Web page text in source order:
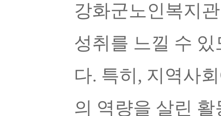
강화군노인복지
성취를 느낄 수
다. 특히 , 지역사
의 역량을 살린